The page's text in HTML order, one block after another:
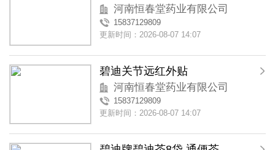
河南恒春堂药业有限公司
15837129809
更新时间：2026-08-07 14:07
碧迪关节远红外贴
河南恒春堂药业有限公司
15837129809
更新时间：2026-08-07 14:07